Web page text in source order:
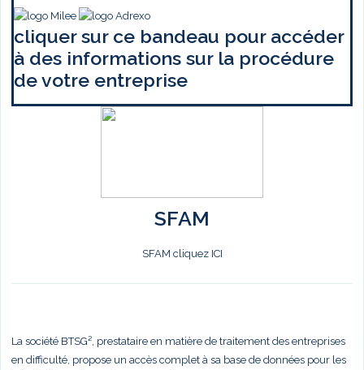
cliquer sur ce bandeau pour accéder
à des informations sur la procédure
de votre entreprise
SFAM
SFAM cliquez ICI
La société BTSG², prestataire en matière de traitement des entreprises
en difficulté, propose un accès complet à sa base de données pour les